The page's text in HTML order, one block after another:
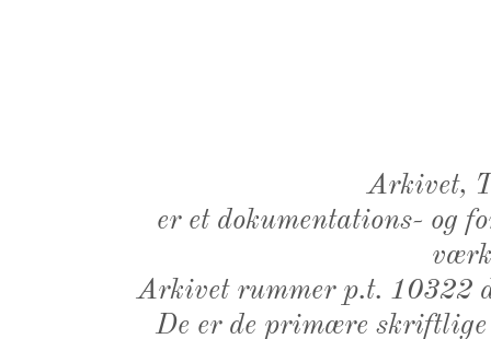
Arkivet,
er et dokumentations- og
Arkivet rummer p.t. 10322
De er de primære